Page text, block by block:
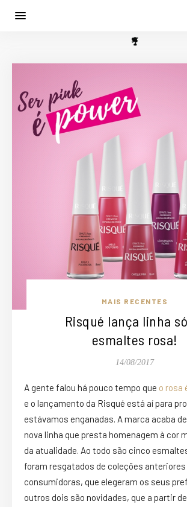
MAIS RECENTES
Risqué lança linha
esmaltes rosa!
14/08/2017
A gente falou há pouco tempo que o rosa
e o lançamento da Risqué está aí para
estávamos enganadas. A marca acaba
nova linha que presta homenagem à cor
da atualidade. Ao todo são cinco
foram resgatados de coleções anteriores
consumidoras, que elegeram os seus
outros dois são novidades, que a partir